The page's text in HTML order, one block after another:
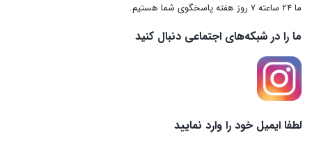
ما 24 ساعته 7 روز هفته پاسخگوی شما هستیم.
ما را در شبکه‌های اجتماعی دنبال کنید
لطفا ایمیل خود را وارد نمایید